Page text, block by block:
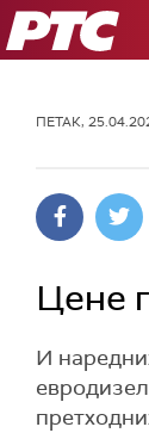
РТС
ПЕТАК,
Цене
И